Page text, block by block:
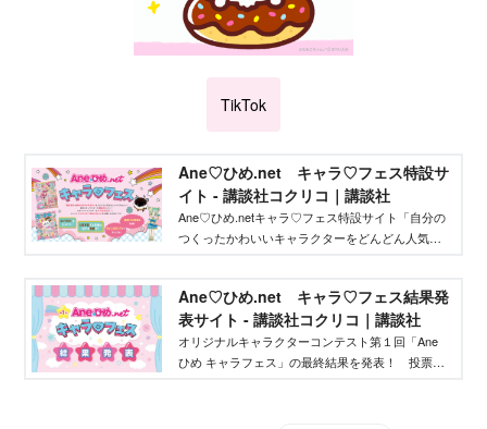
TikTok
Ane♡ひめ.net キャラ♡フェス特設サ
イト - 講談社コクリコ｜講談社
Ane♡ひめ.netキャラ♡フェス特設サイト「自分の
つくったかわいいキャラクターをどんどん人気者
作りたいクリエイターを応援するイベントです！
Ane♡ひめ.net キャラ♡フェス結果発
表サイト - 講談社コクリコ｜講談社
オリジナルキャラクターコンテスト第１回「Ane
ひめ キャラフェス」の最終結果を発表！ 投票結